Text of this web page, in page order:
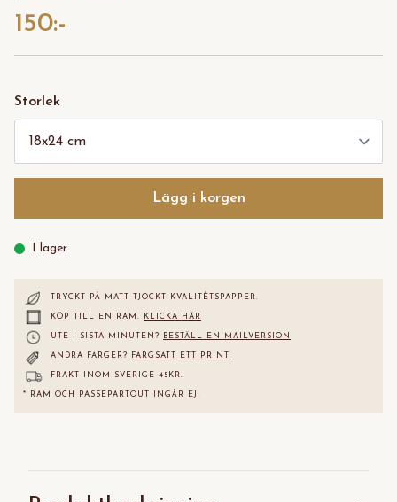
150:-
Storlek
Lägg i korgen
I lager
TRYCKT PÅ MATT TJOCKT KVALITÈTS PAPPER.
KÖP TILL EN RAM. KLICKA HÄR
UTE I SISTA MINUTEN? BESTÄLL EN MAILVERSION
ANDRA FÄRGER? FÄRGSÄTT ETT PRINT
FRAKT INOM SVERIGE 45KR.
* RAM OCH PASSEPARTOUT INGÅR EJ.